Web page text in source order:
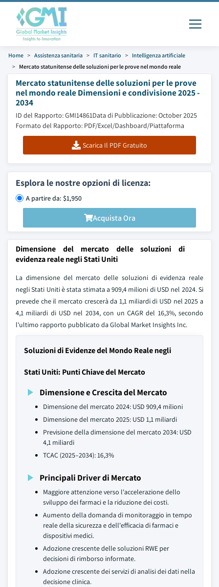
Home Assistenza sanitaria IT sanitario
Intelligenza artificiale
Mercato statunitense delle soluzioni per le prove nel mondo reale
Mercato statunitense delle soluzioni per le prove
nel mondo reale Dimensioni e condivisione 2025 -
2034
ID del Rapporto: GMI14861Data di Pubblicazione: October 2025
Formato del Rapporto: PDF/Excel/Dashboard/Piattaforma
Scarica Il PDF Gratuito
Esplora le nostre opzioni di licenza:
A partire da: $1,950
Acquista Ora
Dimensione del mercato delle soluzioni di
evidenza reale negli Stati Uniti
La dimensione del mercato delle soluzioni di evidenza reale
negli Stati Uniti è stata stimata a 909,4 milioni di USD nel 2024. Si
prevede che il mercato crescerà da 1,1 miliardi di USD nel 2025 a
4,1 miliardi di USD nel 2034, con un CAGR del 16,3%, secondo
l'ultimo rapporto pubblicato da Global Market Insights Inc.
Soluzioni di Evidenze del Mondo Reale negli
Stati Uniti: Punti Chiave del Mercato
Dimensione e Crescita del Mercato
Dimensione del mercato 2024: USD 909,4 milioni
Dimensione del mercato 2025: USD 1,1 miliardi
Previsione della dimensione del mercato 2034: USD
4,1 miliardi
TCAC (2025–2034): 16,3%
Principali Driver di Mercato
Maggiore attenzione verso l'accelerazione dello
sviluppo dei farmaci e la riduzione dei costi.
Aumento della domanda di monitoraggio in tempo
reale della sicurezza e dell'efficacia di farmaci e
dispositivi medici.
Adozione crescente delle soluzioni RWE per
decisioni di rimborso informate.
Adozione crescente dei servizi di analisi dei dati nella
decisione clinica.